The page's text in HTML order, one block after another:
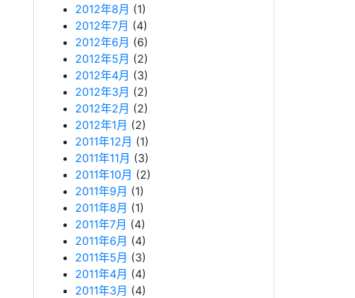
2012年8月 (1)
2012年7月 (4)
2012年6月 (6)
2012年5月 (2)
2012年4月 (3)
2012年3月 (2)
2012年2月 (2)
2012年1月 (2)
2011年12月 (1)
2011年11月 (3)
2011年10月 (2)
2011年9月 (1)
2011年8月 (1)
2011年7月 (4)
2011年6月 (4)
2011年5月 (3)
2011年4月 (4)
2011年3月 (4)